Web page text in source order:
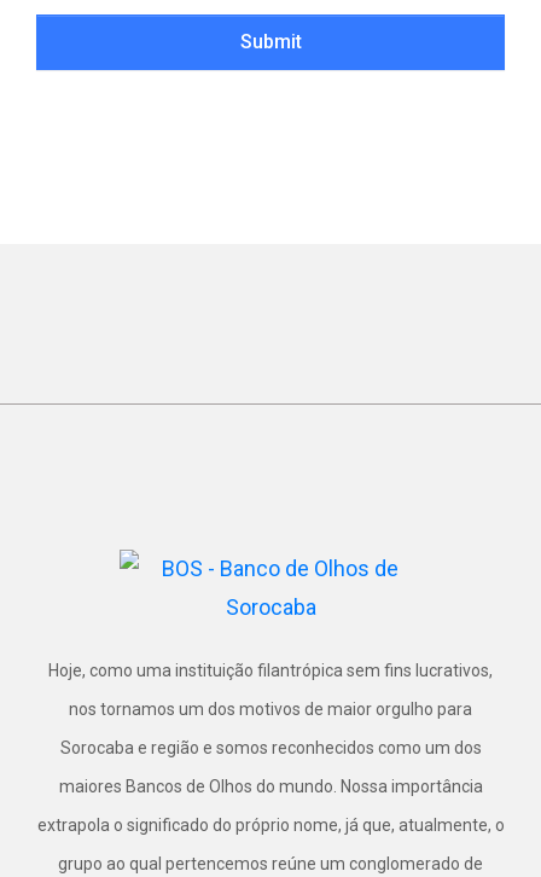
Submit
Hoje, como uma instituição filantrópica sem fins lucrativos,
nos tornamos um dos motivos de maior orgulho para
Sorocaba e região e somos reconhecidos como um dos
maiores Bancos de Olhos do mundo. Nossa importância
extrapola o significado do próprio nome, já que, atualmente, o
grupo ao qual pertencemos reúne um conglomerado de